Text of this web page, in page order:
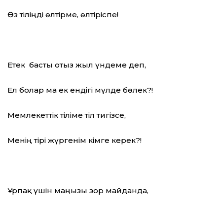
Өз тіліңді өлтірме, өлтіріспе!
Етек басты отыз жыл үндеме деп,
Ел болар ма ек ендігі мүлде бөлек?!
Мемлекеттік тіліме тіл тигізсе,
Менің тірі жүргенім кімге керек?!
Ұрпақ үшін маңызы зор майданда,